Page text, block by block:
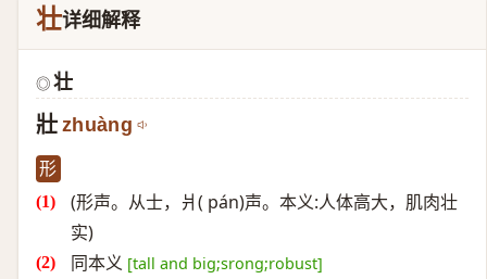
壮详细解释
◎ 壮
壯 zhuàng
形
(形声。从士，爿( pán)声。本义:人体高大，肌肉壮
实)
同本义 [tall and big;srong;robust]